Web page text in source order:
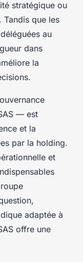
stratégique ou
Tandis que les
au
dans
la
— est
et la
par la holding.
et
adaptée à
offre une